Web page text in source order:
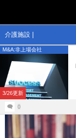
介護施設 |
M&A:非上場会社
3/26更新
0
M&A:金融商品取引業者
M&A:非上場会社
M&A:上場会社
YesBIT⑨
海外FX